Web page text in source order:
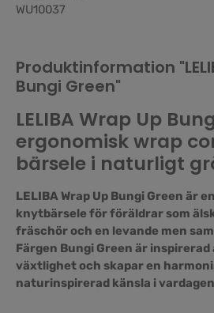
WU10037
Produktinformation
Bungi Green"
LELIBA Wrap Up
ergonomisk wrap
bärsele i naturligt
LELIBA Wrap Up Bungi Green är
knytbärsele för föräldrar som
fräschör och en levande men
Färgen Bungi Green är inspirerad
växtlighet och skapar en
naturinspirerad känsla i